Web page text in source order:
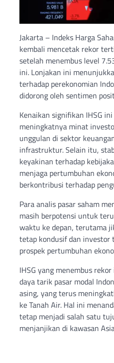
Jakarta – Indeks Harga
kembali mencetak rekor
setelah menembus level
ini. Lonjakan ini
terhadap perekonomian
didorong oleh sentimen
Kenaikan signifikan IHSG
meningkatnya minat
unggulan di sektor
infrastruktur. Selain itu,
keyakinan terhadap
menjaga pertumbuhan
berkontribusi terhadap
Para analis pasar saham
masih berpotensi untuk
waktu ke depan, terutama
tetap kondusif dan investor
prospek pertumbuhan
IHSG yang menembus
daya tarik pasar modal
asing, yang terus
ke Tanah Air. Hal ini
tetap menjadi salah satu
menjanjikan di kawasan